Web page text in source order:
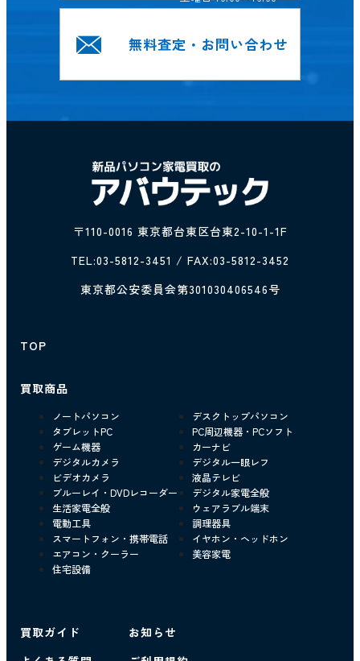
無料査定・お問い合わせ
〒110-0016 東京都台東区台東2-10-1-1F
TEL:03-5812-3451 / FAX:03-5812-3452
東京都公安委員会第301030406546号
TOP
買取商品
ノートパソコン
デスクトップパソコン
タブレットPC
PC周辺機器・PCソフト
ゲーム機器
カーナビ
デジタルカメラ
デジタル一眼レフ
ビデオカメラ
液晶テレビ
ブルーレイ・DVDレコーダー
デジタル家電全般
生活家電全般
ウェアラブル端末
電動工具
調理器具
スマートフォン・携帯電話
イヤホン・ヘッドホン
エアコン・クーラー
美容家電
住宅設備
買取ガイド
お知らせ